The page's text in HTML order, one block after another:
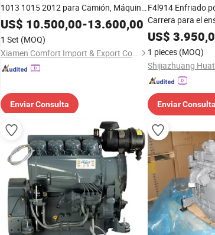
1013 1015 2012 para Camión, Máquina
de Construcción
US$ 10.500,00-13.600,00
1 Set (MOQ)
Xiamen Comfort Import & Export Co., Ltd.
Enviar Consulta
F4l914 Enfriado
Carrera para el
Deutz
US$
1 pieces (MOQ)
Enviar Consulta